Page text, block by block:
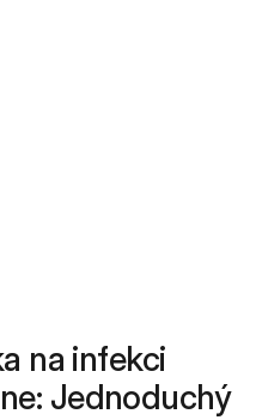
na infekci
Jednoduchý